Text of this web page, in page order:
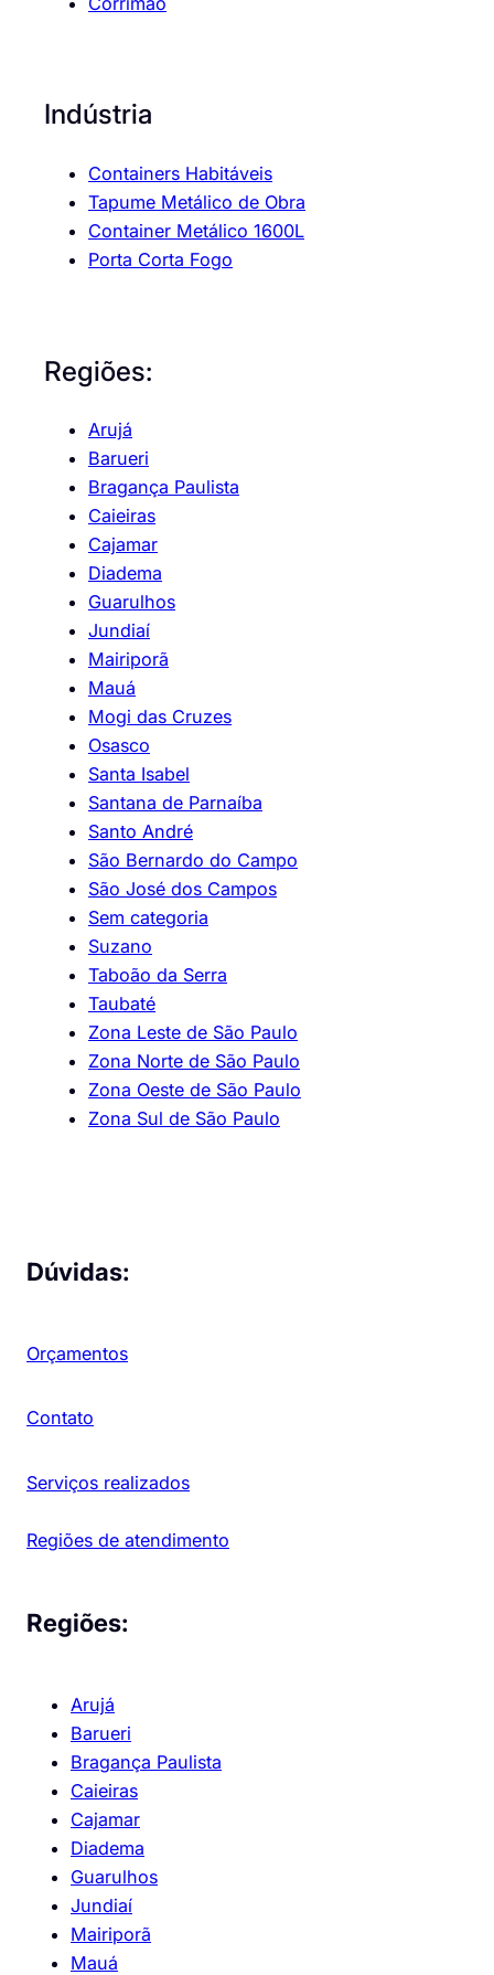
Indústria
Containers Habitáveis
Tapume Metálico de Obra
Container Metálico 1600L
Porta Corta Fogo
Regiões:
Arujá
Barueri
Bragança Paulista
Caieiras
Cajamar
Diadema
Guarulhos
Jundiaí
Mairiporã
Mauá
Mogi das Cruzes
Osasco
Santa Isabel
Santana de Parnaíba
Santo André
São Bernardo do Campo
São José dos Campos
Sem categoria
Suzano
Taboão da Serra
Taubaté
Zona Leste de São Paulo
Zona Norte de São Paulo
Zona Oeste de São Paulo
Zona Sul de São Paulo
Dúvidas:
Orçamentos
Contato
Serviços realizados
Regiões de atendimento
Regiões:
Arujá
Barueri
Bragança Paulista
Caieiras
Cajamar
Diadema
Guarulhos
Jundiaí
Mairiporã
Mauá